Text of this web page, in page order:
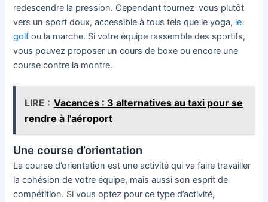
redescendre la pression. Cependant tournez-vous plutôt
vers un sport doux, accessible à tous tels que le yoga, le
golf ou la marche. Si votre équipe rassemble des sportifs,
vous pouvez proposer un cours de boxe ou encore une
course contre la montre.
LIRE : Vacances : 3 alternatives au taxi pour se
rendre à l'aéroport
Une course d’orientation
La course d’orientation est une activité qui va faire travailler
la cohésion de votre équipe, mais aussi son esprit de
compétition. Si vous optez pour ce type d’activité,